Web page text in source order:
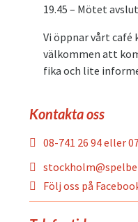
19.45 – Mötet
Vi öppnar vårt café
välkommen att
fika och lite
Kontakta oss
08-741 26 94 eller
Följ oss på